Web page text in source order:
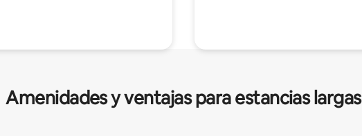
Amenidades y ventajas para estancias largas